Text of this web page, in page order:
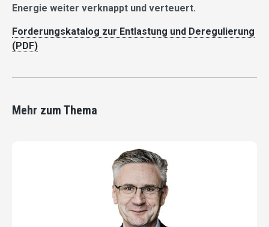
Energie weiter verknappt und verteuert.
Forderungskatalog zur Entlastung und Deregulierung
(PDF)
Mehr zum Thema